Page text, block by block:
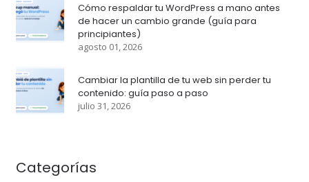
Cómo respaldar tu WordPress a mano antes
de hacer un cambio grande (guía para
principiantes)
agosto 01, 2026
Cambiar la plantilla de tu web sin perder tu
contenido: guía paso a paso
julio 31, 2026
Categorías